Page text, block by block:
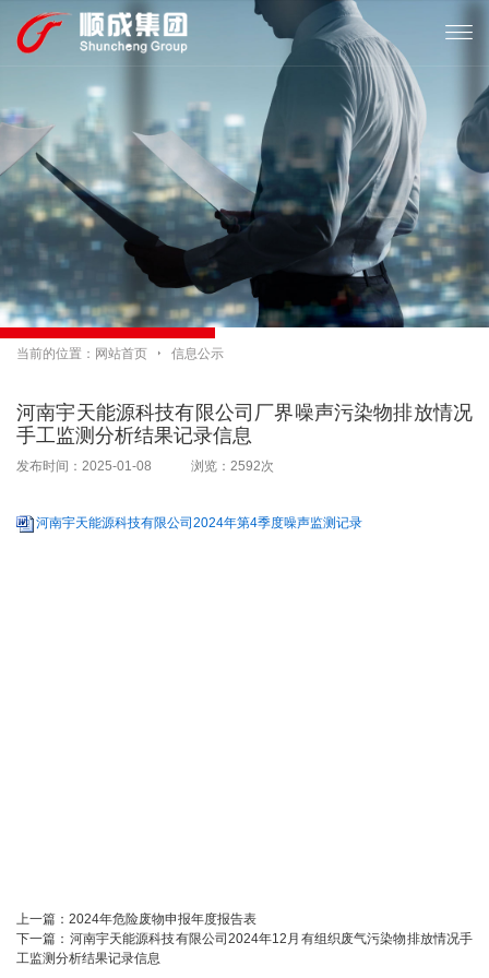

当前的位置： 网站首页  信息公示
河南宇天能源科技有限公司厂界噪声污染物排放情况
手工监测分析结果记录信息
发布时间：2025-01-08 浏览：2592次
河南宇天能源科技有限公司2024年第4季度噪声监测记录
上一篇： 2024年危险废物申报年度报告表
下一篇： 河南宇天能源科技有限公司2024年12月有组织废气污染物排放情况手
工监测分析结果记录信息